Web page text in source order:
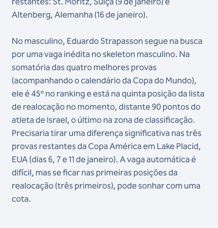
Altenberg, Alemanha (16 de janeiro).
No masculino, Eduardo Strapasson segue na busca
por uma vaga inédita no skeleton masculino. Na
somatória das quatro melhores provas
(acompanhando o calendário da Copa do Mundo),
ele é 45º no ranking e está na quinta posição da lista
de realocação no momento, distante 90 pontos do
atleta de Israel, o último na zona de classificação.
Precisaria tirar uma diferença significativa nas três
provas restantes da Copa América em Lake Placid,
EUA (dias 6, 7 e 11 de janeiro). A vaga automática é
difícil, mas se ficar nas primeiras posições da
realocação (três primeiros), pode sonhar com uma
cota.